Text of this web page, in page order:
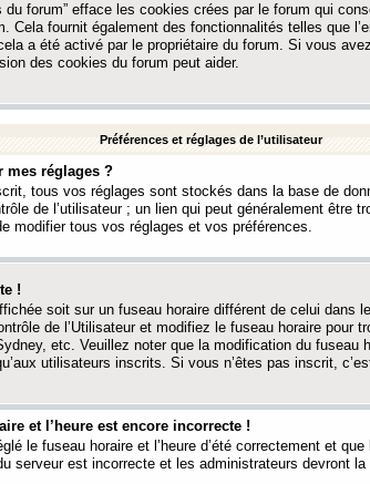
du forum” efface les cookies crées par le forum qui
Cela fournit également des fonctionnalités telles que
a été activé par le propriétaire du forum. Si vous
des cookies du forum peut aider.
Préférences et réglages de l’utilisateur
mes réglages ?
tous vos réglages sont stockés dans la base de
de l’utilisateur ; un lien qui peut généralement être
modifier tous vos réglages et vos préférences.
!
soit sur un fuseau horaire différent de celui dans
de l’Utilisateur et modifiez le fuseau horaire pour
etc. Veuillez noter que la modification du fuseau
utilisateurs inscrits. Si vous n’êtes pas inscrit,
et l’heure est encore incorrecte !
le fuseau horaire et l’heure d’été correctement et
serveur est incorrecte et les administrateurs devront la